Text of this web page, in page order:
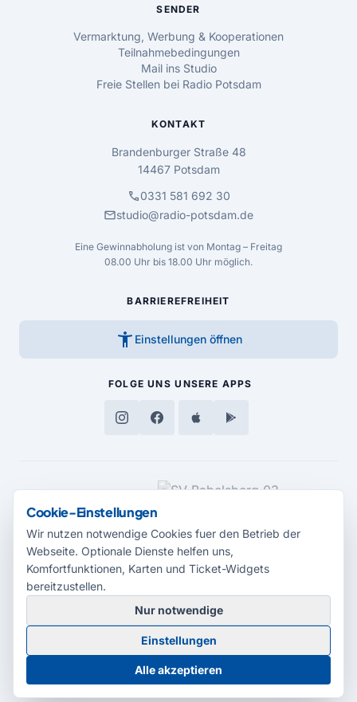
SENDER
Vermarktung, Werbung & Kooperationen
Teilnahmebedingungen
Mail ins Studio
Freie Stellen bei Radio Potsdam
KONTAKT
Brandenburger Straße 48
14467 Potsdam
call0331 581 692 30
mailstudio@radio-potsdam.de
Eine Gewinnabholung ist von Montag – Freitag
08.00 Uhr bis 18.00 Uhr möglich.
BARRIEREFREIHEIT
accessibility_new Einstellungen öffnen
FOLGE UNS UNSERE APPS
MEDIENPARTNER
© 2026 Radio Potsdam. Webseite entwickelt durch dieMedienagentur
Babelsberg
BarrierefreiheitserklärungAGBDatenschutzImpressum
Cookie-Einstellungen
Cookie-Einstellungen
Wir nutzen notwendige Cookies fuer den Betrieb der
Webseite. Optionale Dienste helfen uns,
Komfortfunktionen, Karten und Ticket-Widgets
bereitzustellen.
Nur notwendige
Einstellungen
Alle akzeptieren